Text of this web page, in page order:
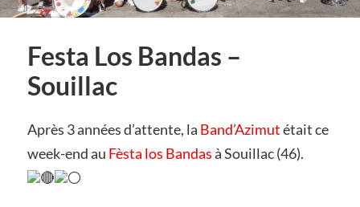
Festa Los Bandas –
Souillac
Après 3 années d’attente, la Band’Azimutétait ce
week-end au Fèsta los Bandasà Souillac (46).